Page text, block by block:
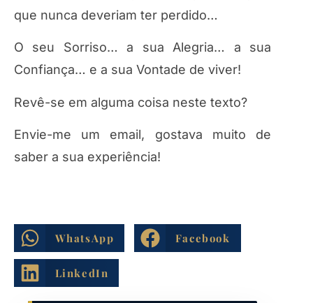
que nunca deveriam ter perdido…
O seu Sorriso… a sua Alegria… a sua
Confiança… e a sua Vontade de viver!
Revê-se em alguma coisa neste texto?
Envie-me um email, gostava muito de
saber a sua experiência!
WhatsApp Facebook
LinkedIn